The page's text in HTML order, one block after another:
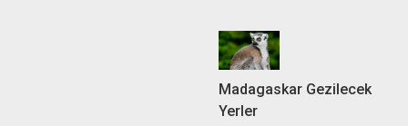
Madagaskar Gezilecek
Yerler